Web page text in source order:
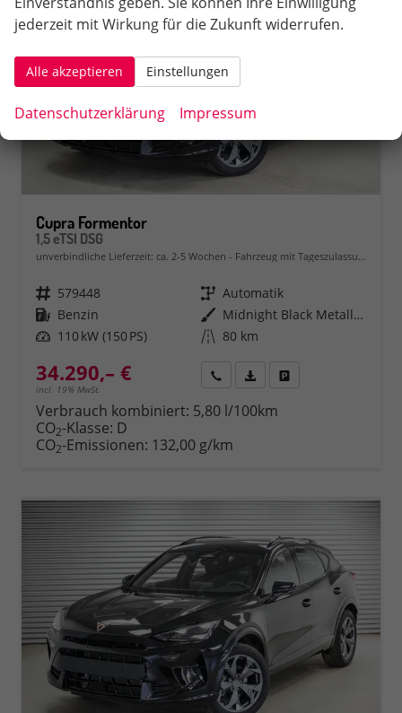
Cupra Formentor
1,5 eTSI DSG
unverbindliche Lieferzeit: ca. 2-5 Wochen Fahrzeug mit Tageszulassung
Fahrzeugnr. 579448 Getriebe Automatik
Kraftstoff Benzin Außenfarbe
Midnight Black Metallic (0E)
Leistung 110 kW (150 PS) Kilometerstand 80 km
34.290,– €
incl. 19% MwSt.
Rückruf PDF-Datei, Fahrzeugexposé
Verbrauch kombiniert: 5,80 l/100km
CO2-Klasse: D
CO2-Emissionen: 132,00 g/km
jederzeit mit Wirkung für die Zukunft widerrufen.
Alle akzeptieren Einstellungen
Datenschutzerklärung Impressum